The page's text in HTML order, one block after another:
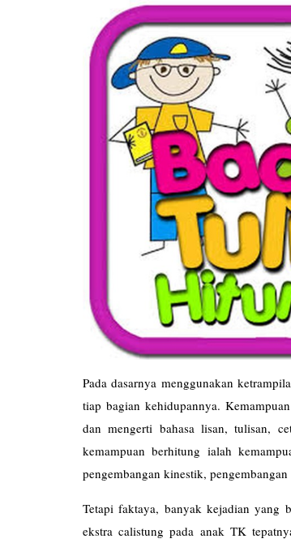
Pada dasarnya menggunakan
tiap bagian kehidupannya.
dan mengerti bahasa lisan, tulisan,
kemampuan berhitung ialah
pengembangan kinestik,
Tetapi faktaya, banyak kejadian yang
ekstra calistung pada anak TK